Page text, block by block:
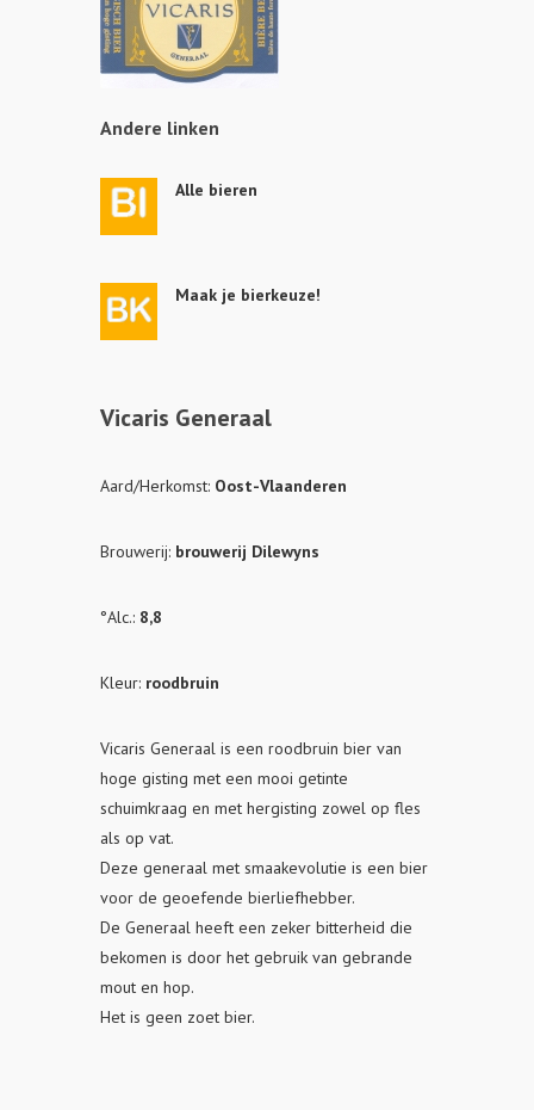
Andere linken
Alle bieren
Maak je bierkeuze!
Vicaris Generaal
Aard/Herkomst: Oost-Vlaanderen
Brouwerij: brouwerij Dilewyns
°Alc.: 8,8
Kleur: roodbruin
Vicaris Generaal is een roodbruin bier van
hoge gisting met een mooi getinte
schuimkraag en met hergisting zowel op fles
als op vat.
Deze generaal met smaakevolutie is een bier
voor de geoefende bierliefhebber.
De Generaal heeft een zeker bitterheid die
bekomen is door het gebruik van gebrande
mout en hop.
Het is geen zoet bier.